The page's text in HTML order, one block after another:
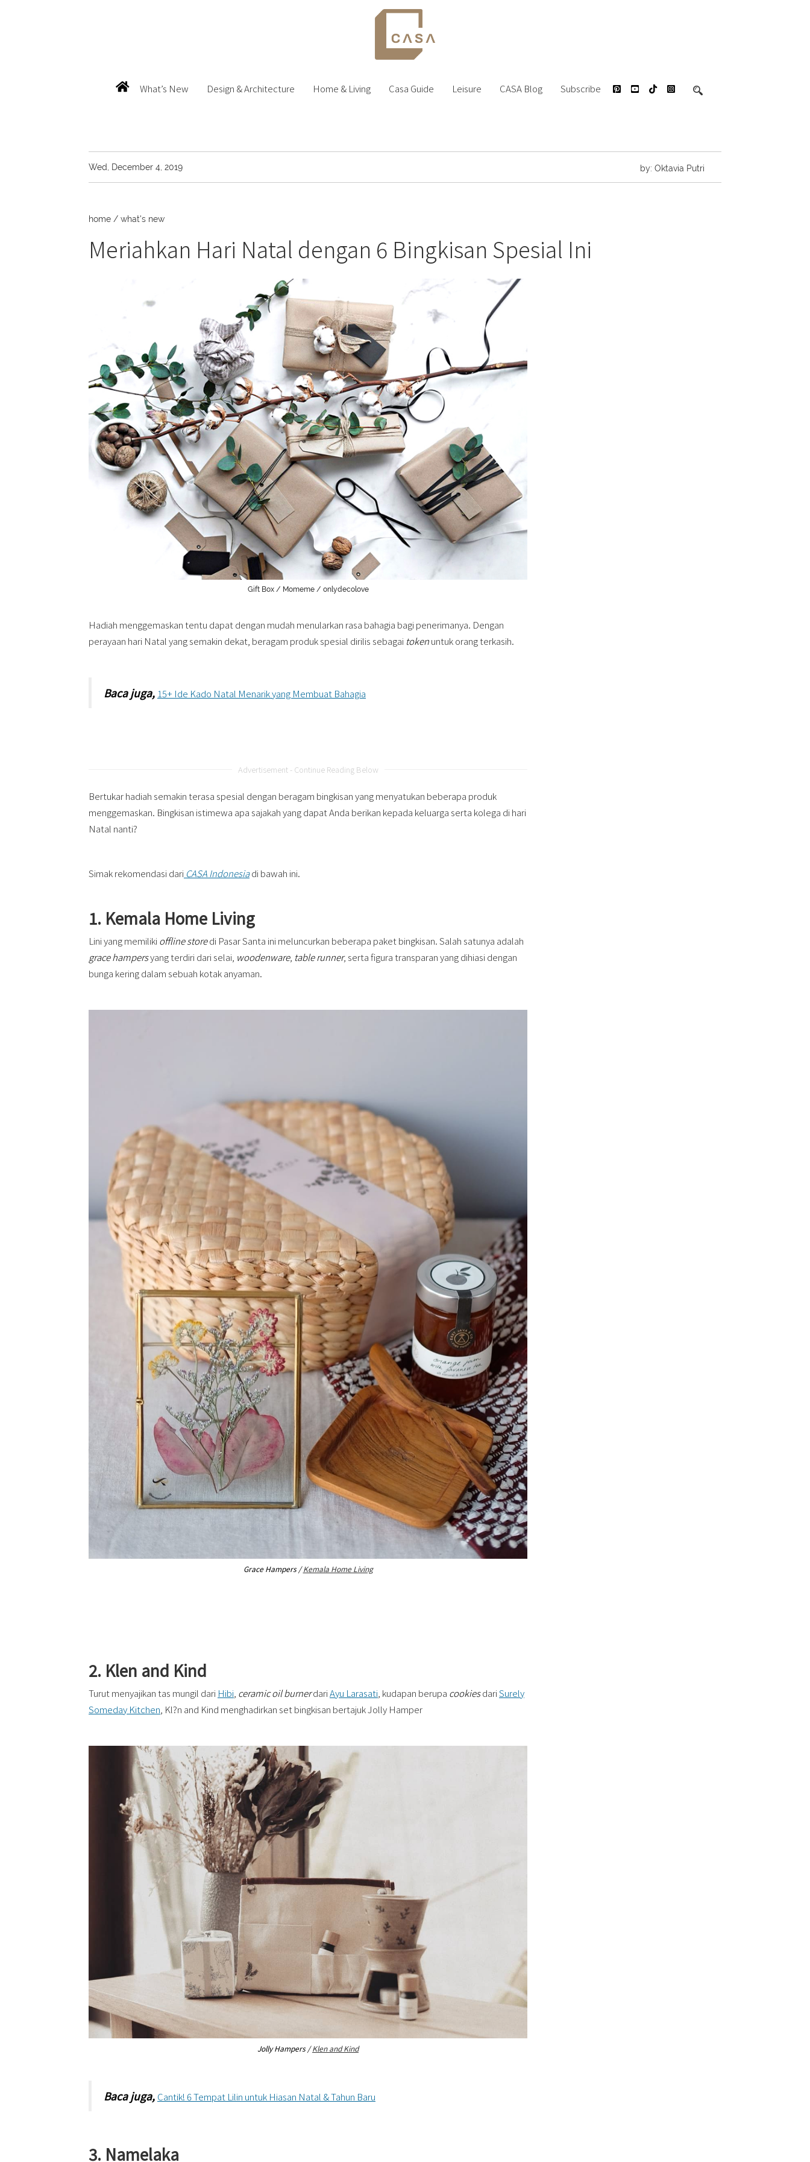
What’s New Design & Architecture Home & Living Casa Guide Leisure CASA Blog Subscribe
Wed, December 4, 2019 by: Oktavia Putri
home / what's new
Meriahkan Hari Natal dengan 6 Bingkisan Spesial Ini
Gift Box / Momeme / onlydecolove
Hadiah menggemaskan tentu dapat dengan mudah menularkan rasa bahagia bagi penerimanya. Dengan
perayaan hari Natal yang semakin dekat, beragam produk spesial dirilis sebagai tokenuntuk orang terkasih.
Baca juga, 15+ Ide Kado Natal Menarik yang Membuat Bahagia
Advertisement - Continue Reading Below
Bertukar hadiah semakin terasa spesial dengan beragam bingkisan yang menyatukan beberapa produk
menggemaskan. Bingkisan istimewa apa sajakah yang dapat Anda berikan kepada keluarga serta kolega di hari
Natal nanti?
Simak rekomendasi dari CASA Indonesiadi bawah ini.
1. Kemala Home Living
Lini yang memiliki offline storedi Pasar Santa ini meluncurkan beberapa paket bingkisan. Salah satunya adalah
grace hampersyang terdiri dari selai, woodenware, table runner, serta figura transparan yang dihiasi dengan
bunga kering dalam sebuah kotak anyaman.
Grace Hampers /Kemala Home Living
2. Klen and Kind
Turut menyajikan tas mungil dari Hibi ceramic oil burnerdariAyu Larasati , kudapan berupa cookiesdariSurely
Someday Kitchen , Kl?n and Kind menghadirkan set bingkisan bertajuk Jolly Hamper
Jolly Hampers /Klen and Kind
Baca juga, Cantik! 6 Tempat Lilin untuk Hiasan Natal & Tahun Baru
3. Namelaka